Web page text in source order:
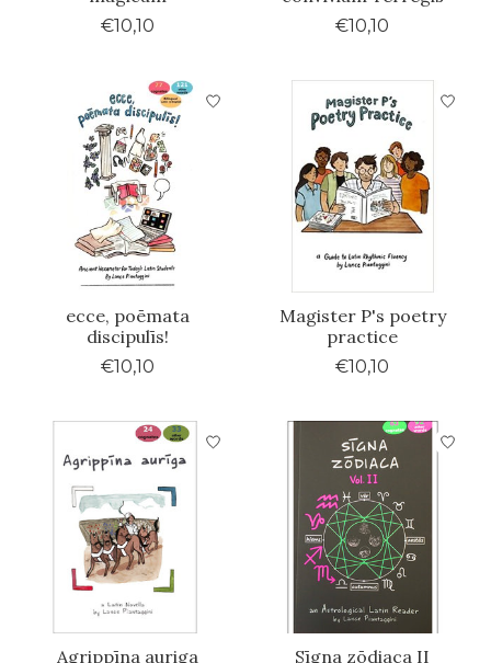
€10,10 €10,10
ecce, poēmata
discipulīs!
€10,10
Magister P's poetry
practice
€10,10
Agrippīna auriga Sīgna zōdiaca II